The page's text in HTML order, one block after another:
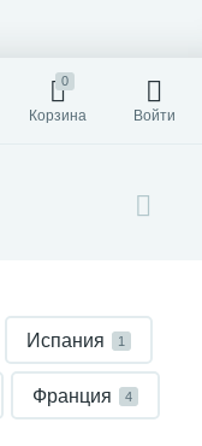
0
Корзина Войти
Испания 1
Франция 4